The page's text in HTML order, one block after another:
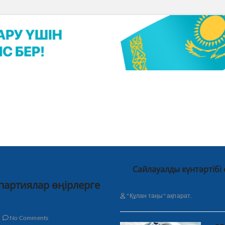
өңірлерге
No Comments
Сайлауалды
"Құлан таңы" ақпарат.